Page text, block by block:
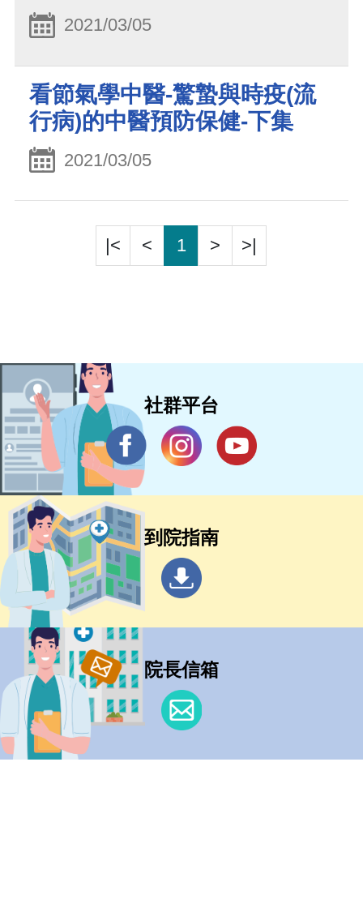
2021/03/05
看節氣學中醫-驚蟄與時疫(流
行病)的中醫預防保健-下集
2021/03/05
|< < 1 > >|
社群平台
到院指南
院長信箱